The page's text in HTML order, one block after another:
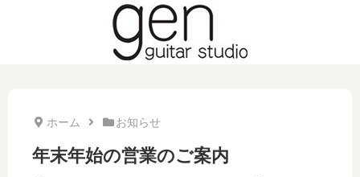
ホーム お知らせ
年末年始の営業のご案内